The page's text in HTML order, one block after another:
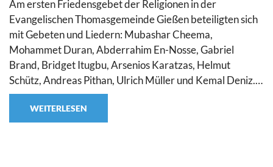
Am ersten Friedensgebet der Religionen in der
Evangelischen Thomasgemeinde Gießen beteiligten sich
mit Gebeten und Liedern: Mubashar Cheema,
Mohammet Duran, Abderrahim En-Nosse, Gabriel
Brand, Bridget Itugbu, Arsenios Karatzas, Helmut
Schütz, Andreas Pithan, Ulrich Müller und Kemal Deniz.…
WEITERLESEN